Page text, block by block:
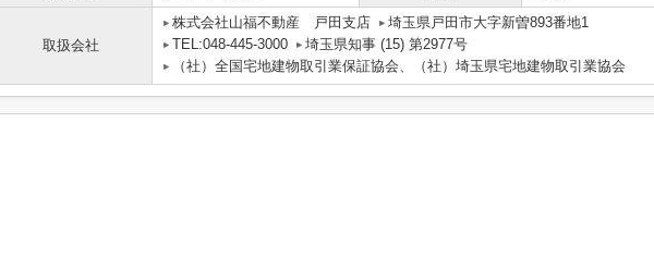
取扱会社
株式会社山福不動産 戸田支店
埼玉県戸田市大字新曽893番地1
TEL:048-445-3000
埼玉県知事 (15) 第2977号
（社）全国宅地建物取引業保証協会、（社）埼玉県宅地建物取引業協会